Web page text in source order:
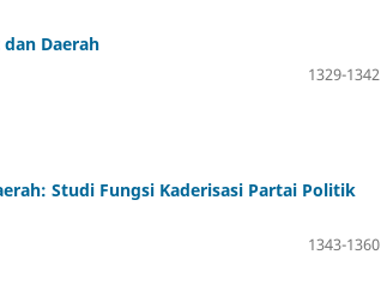
Daerah
1329-1342
Studi Fungsi Kaderisasi Partai Politik
1343-1360